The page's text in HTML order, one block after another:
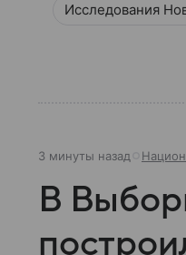
Исследования
3 минуты назад
В